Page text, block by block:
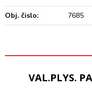
Obj. čislo: 7685
VAL.PLYS.